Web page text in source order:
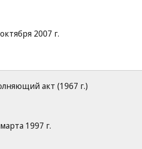
2007 г.
акт (1967 г.)
1997 г.